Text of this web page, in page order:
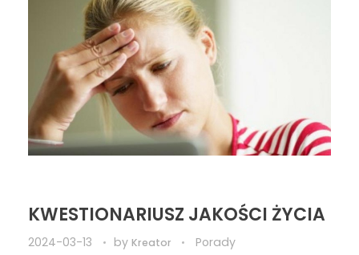
KWESTIONARIUSZ JAKOŚCI ŻYCIA
2024-03-13 by Kreator Porady